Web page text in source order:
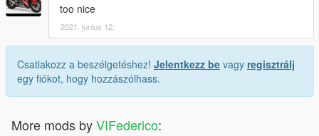
too nice
2021. június 12.
Csatlakozz a beszélgetéshez! Jelentkezz be vagy regisztrálj
egy fiókot, hogy hozzászólhass.
More mods byVIFederico: